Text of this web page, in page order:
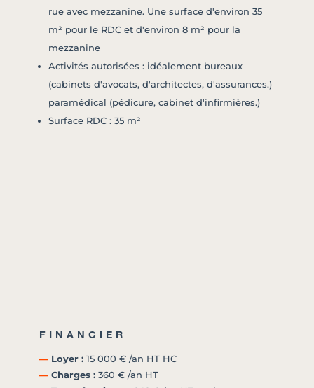
rue avec mezzanine. Une surface d'environ 35
m² pour le RDC et d'environ 8 m² pour la
mezzanine
Activités autorisées : idéalement bureaux
(cabinets d'avocats, d'architectes, d'assurances.)
paramédical (pédicure, cabinet d'infirmières.)
Surface RDC : 35 m²
FINANCIER
― Loyer : 15 000 € /an HT HC
― Charges : 360 € /an HT